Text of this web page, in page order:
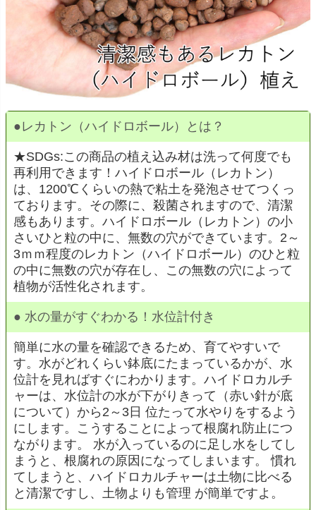
●レカトン（ハイドロボール）とは？
★SDGs:この商品の植え込み材は洗って何度でも
再利用できます！ハイドロボール（レカトン）
は、1200℃くらいの熱で粘土を発泡させてつくっ
ております。その際に、殺菌されますので、清潔
感もあります。ハイドロボール（レカトン）の小
さいひと粒の中に、無数の穴ができています。2～
3ｍｍ程度のレカトン（ハイドロボール）のひと粒
の中に無数の穴が存在し、この無数の穴によって
植物が活性化されます。
● 水の量がすぐわかる！水位計付き
簡単に水の量を確認できるため、育てやすいで
す。水がどれくらい鉢底にたまっているかが、水
位計を見ればすぐにわかります。ハイドロカルチ
ャーは、水位計の水が下がりきって（赤い針が底
について）から2～3日 位たって水やりをするよう
にします。こうすることによって根腐れ防止につ
ながります。 水が入っているのに足し水をしてし
まうと、根腐れの原因になってしまいます。 慣れ
てしまうと、ハイドロカルチャーは土物に比べる
と清潔ですし、土物よりも管理 が簡単ですよ。